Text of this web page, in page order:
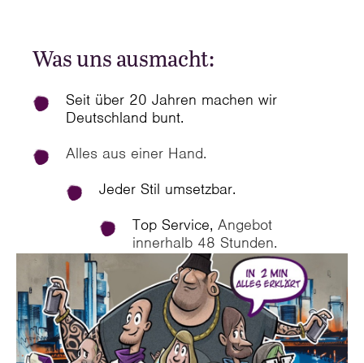
Was uns ausmacht:
Seit über 20 Jahren machen wir
Deutschland bunt.
Alles aus einer Hand.
Jeder Stil umsetzbar.
Top Service, Angebot
innerhalb 48 Stunden.